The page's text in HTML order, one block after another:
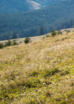
Fête Marché Paysan
Partenaires